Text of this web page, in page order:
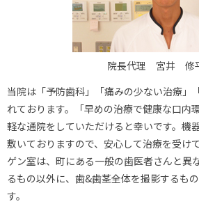
院長代理 宮井 修
当院は「予防歯科」「痛みの少ない治療」
れております。「早めの治療で健康な口内
軽な通院をしていただけると幸いです。機
敷いておりますので、安心して治療を受け
ゲン室は、町にある一般の歯医者さんと異
るもの以外に、歯&歯茎全体を撮影するも
す。